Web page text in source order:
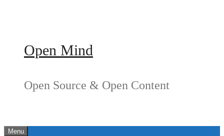
Open Mind
Open Source & Open Content
Menu